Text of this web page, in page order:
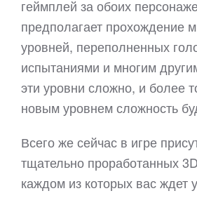
геймплей за обоих
предполагает прохождение
уровней, переполненных
испытаниями и многим
эти уровни сложно, и более
новым уровнем сложность
Всего же сейчас в игре
тщательно проработанных
каждом из которых вас ждет